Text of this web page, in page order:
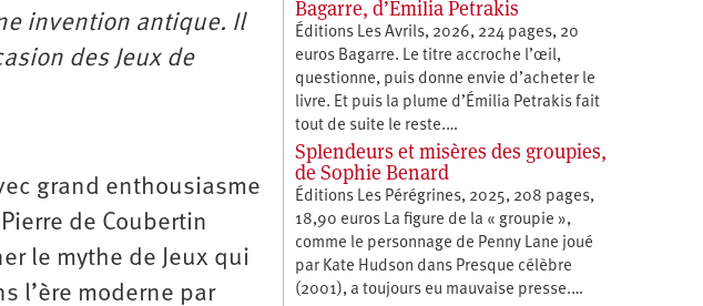
invention antique. Il
des Jeux de
grand enthousiasme
de Coubertin
le mythe de Jeux qui
l’ère moderne par
Bagarre, d’Émilia Petrakis
Éditions Les Avrils, 2026, 224 pages, 20
euros Bagarre. Le titre accroche l’œil,
questionne, puis donne envie d’acheter le
livre. Et puis la plume d’Émilia Petrakis fait
tout de suite le reste.…
Splendeurs et misères des groupies,
de Sophie Benard
Éditions Les Pérégrines, 2025, 208 pages,
18,90 euros La figure de la « groupie »,
comme le personnage de Penny Lane joué
par Kate Hudson dans Presque célèbre
(2001), a toujours eu mauvaise presse.…